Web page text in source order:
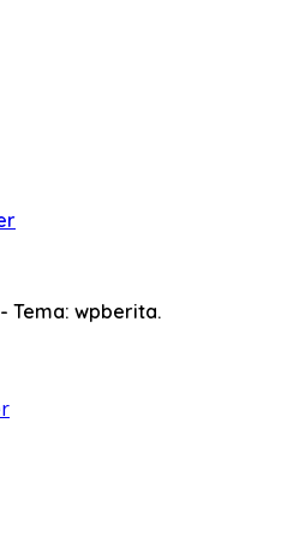
- Tema: wpberita.